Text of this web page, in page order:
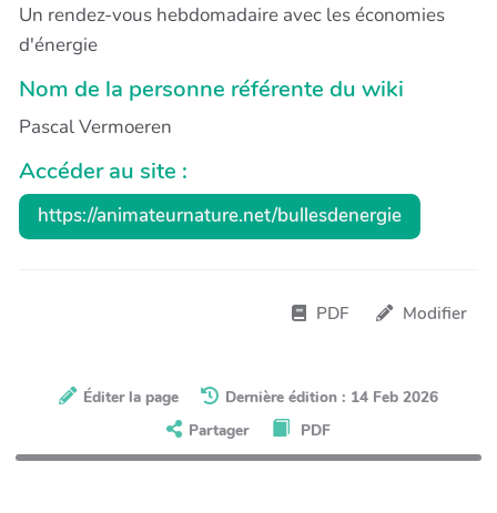
Un rendez-vous hebdomadaire avec les économies
d'énergie
Nom de la personne référente du wiki
Pascal Vermoeren
Accéder au site :
https://animateurnature.net/bullesdenergie
PDF Modifier
Éditer la page
Dernière édition : 14 Feb 2026
Partager
PDF